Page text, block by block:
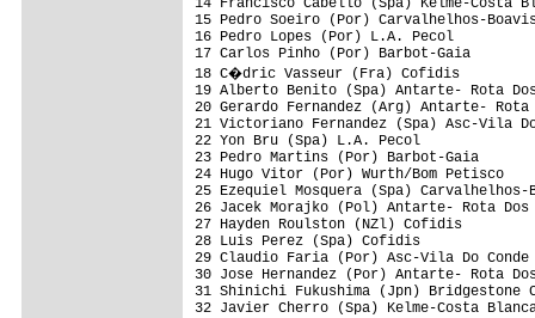
15 Pedro Soeiro (Por) Carvalhelhos-
16 Pedro Lopes (Por) L.A. Pecol
17 Carlos Pinho (Por) Barbot-Gaia
18 C�dric Vasseur (Fra) Cofidis
19 Alberto Benito (Spa) Antarte- Rota
20 Gerardo Fernandez (Arg) Antarte-
21 Victoriano Fernandez (Spa) Asc-Vila
22 Yon Bru (Spa) L.A. Pecol
23 Pedro Martins (Por) Barbot-Gaia
24 Hugo Vitor (Por) Wurth/Bom
25 Ezequiel Mosquera (Spa)
26 Jacek Morajko (Pol) Antarte- Rota
27 Hayden Roulston (NZl) Cofidis
28 Luis Perez (Spa) Cofidis
29 Claudio Faria (Por) Asc-Vila Do
30 Jose Hernandez (Por) Antarte- Rota
31 Shinichi Fukushima (Jpn)
32 Javier Cherro (Spa) Kelme-Costa